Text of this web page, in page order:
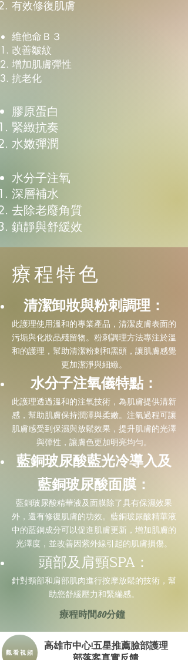
有效修復肌膚
維他命Ｂ３
改善皺紋
增加肌膚彈性
抗老化
膠原蛋白
緊緻抗奏
水嫩彈潤
水分子注氧
深層補水
去除老廢角質
鎮靜與舒緩效
療程特色
清潔卸妝與粉刺調理：
此護理使用溫和的專業產品，清潔皮膚表面的
污垢與化妝品殘留物。粉刺調理方法專注於溫
和的護理，幫助清潔粉刺和黑頭，讓肌膚感覺
更加潔淨與細緻。
水分子注氧儀特點：
此護理透過溫和的注氧技術，為肌膚提供清新
感，幫助肌膚保持潤澤與柔嫩。注氧過程可讓
肌膚感受到保濕與放鬆效果，提升肌膚的光澤
與彈性，讓膚色更加明亮均勻。
藍銅玻尿酸藍光 冷導入及
藍銅玻尿酸面膜：
藍銅玻尿酸精華液及面膜除了具有保濕效果
外，還有修復肌膚的功效。藍銅玻尿酸精華液
中的藍銅成分可以促進肌膚更新，增加肌膚的
光澤度，並改善因紫外線引起的肌膚損傷。
頭部及肩頸SPA：
針對頸部和肩部肌肉進行按摩放鬆的技術，幫
助您舒緩壓力和緊繃感。
療程時間80分鐘
觀看視頻
高雄市中心!五星推薦臉部護理